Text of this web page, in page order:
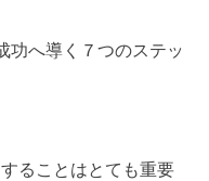
功へ導く７つのステッ
ることはとても重要